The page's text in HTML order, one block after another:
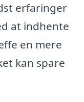
erfaringer
at indhente
en mere
kan spare